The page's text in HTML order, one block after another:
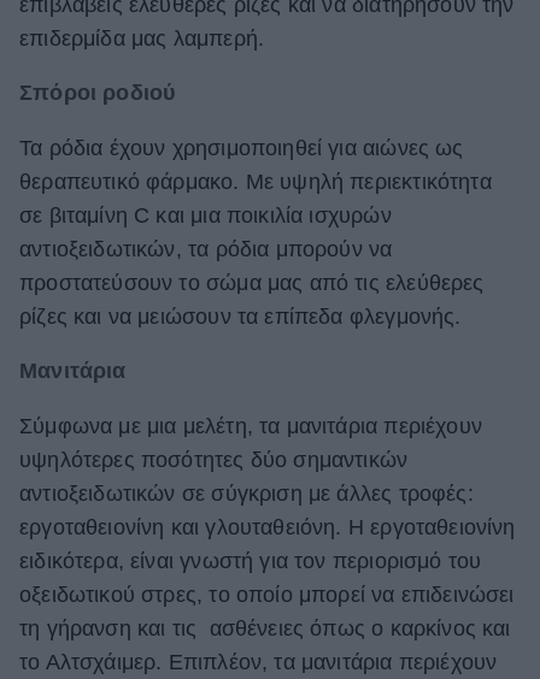
επιδερμίδα μας λαμπερή.
Σπόροι ροδιού
Τα ρόδια έχουν χρησιμοποιηθεί για αιώνες ως
θεραπευτικό φάρμακο. Με υψηλή περιεκτικότητα
σε βιταμίνη C και μια ποικιλία ισχυρών
αντιοξειδωτικών, τα ρόδια μπορούν να
προστατεύσουν το σώμα μας από τις ελεύθερες
ρίζες και να μειώσουν τα επίπεδα φλεγμονής.
Μανιτάρια
Σύμφωνα με μια μελέτη, τα μανιτάρια περιέχουν
υψηλότερες ποσότητες δύο σημαντικών
αντιοξειδωτικών σε σύγκριση με άλλες τροφές:
εργοταθειονίνη και γλουταθειόνη. Η εργοταθειονίνη
ειδικότερα, είναι γνωστή για τον περιορισμό του
οξειδωτικού στρες, το οποίο μπορεί να επιδεινώσει
τη γήρανση και τις ασθένειες όπως ο καρκίνος και
το Αλτσχάιμερ. Επιπλέον, τα μανιτάρια περιέχουν